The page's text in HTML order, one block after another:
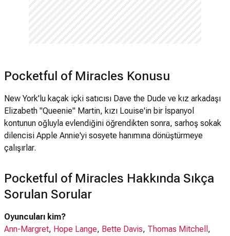
Pocketful of Miracles Konusu
New York'lu kaçak içki satıcısı Dave the Dude ve kız arkadaşı
Elizabeth "Queenie" Martin, kızı Louise'in bir İspanyol
kontunun oğluyla evlendiğini öğrendikten sonra, sarhoş sokak
dilencisi Apple Annie'yi sosyete hanımına dönüştürmeye
çalışırlar.
Pocketful of Miracles Hakkında Sıkça
Sorulan Sorular
Oyuncuları kim?
Ann-Margret, Hope Lange, Bette Davis, Thomas Mitchell ,